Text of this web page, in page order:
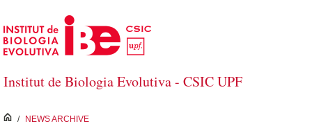
Salta al contingut principal
Institut de Biologia Evolutiva - CSIC UPF
inici
/ NEWS ARCHIVE